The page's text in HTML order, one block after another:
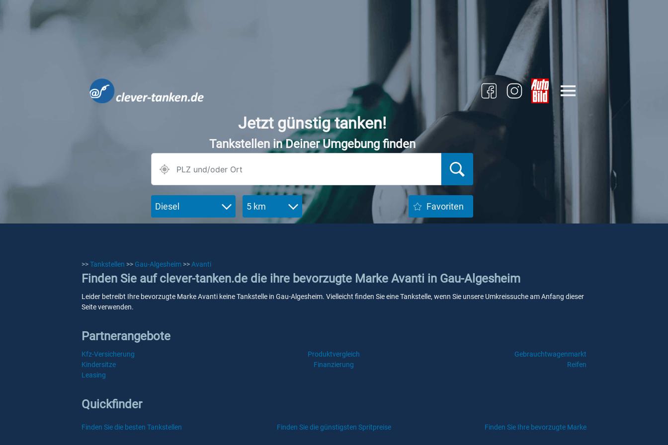
Jetzt günstig tanken!
Tankstellen in Deiner Umgebung finden
Diesel 5 km Favoriten
>>Tankstellen >> Gau-Algesheim >>Avanti
Finden Sie auf clever-tanken.de die ihre bevorzugte Marke Avanti in Gau-Algesheim
Leider betreibt Ihre bevorzugte Marke Avanti keine Tankstelle in Gau-Algesheim. Vielleicht finden Sie eine Tankstelle, wenn Sie unsere Umkreissuche am Anfang dieser
Seite verwenden.
Partnerangebote
Kfz-Versicherung Produktvergleich
Gebrauchtwagenmarkt
Kindersitze
Finanzierung
Reifen
Leasing
Quickfinder
Finden Sie die besten Tankstellen Finden Sie die günstigsten Spritpreise Finden Sie Ihre bevorzugte Marke